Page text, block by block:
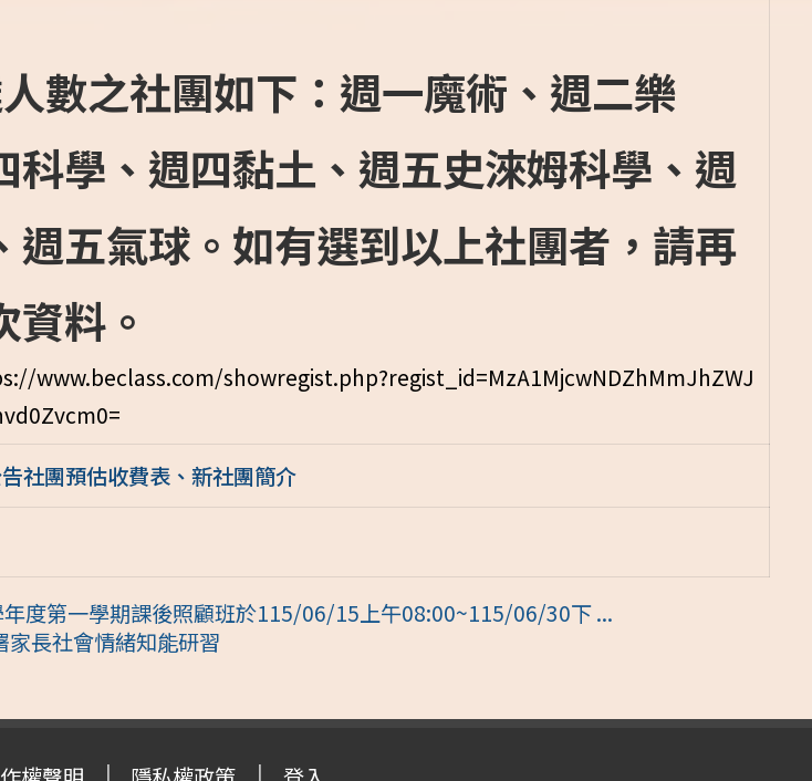
數之社團如下：週一魔術、週二樂
科學、週四黏土、週五史淶姆科學、週
週五氣球。如有選到以上社團者，請再
資料。
www.beclass.com/showregist.php?regist_id=MzA1MjcwNDZhMmJhZWJ
社團預估收費表、新社團簡介
年度第一學期課後照顧班於115/06/15上午08:00~115/06/30下 ...
家長社會情緒知能研習